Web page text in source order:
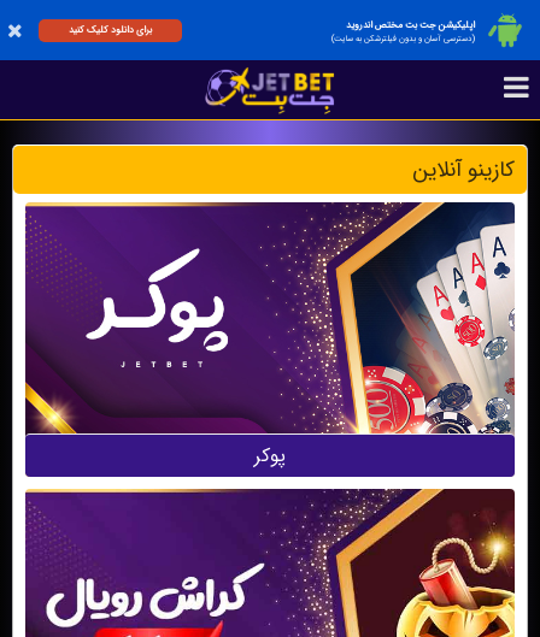
اپلیکیشن جت بت مختص اندروید
(دسترسی آسان و بدون فیلترشکن به سایت)
برای دانلود کلیک کنید
کازینو آنلاین
پوکر